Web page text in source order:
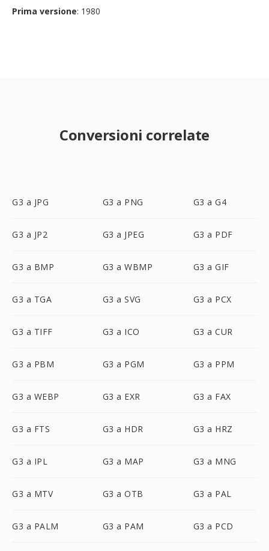
Prima versione: 1980
Conversioni correlate
G3 a JPG G3 a PNG G3 a G4
G3 a JP2 G3 a JPEG G3 a PDF
G3 a BMP G3 a WBMP G3 a GIF
G3 a TGA G3 a SVG G3 a PCX
G3 a TIFF G3 a ICO G3 a CUR
G3 a PBM G3 a PGM G3 a PPM
G3 a WEBP G3 a EXR G3 a FAX
G3 a FTS G3 a HDR G3 a HRZ
G3 a IPL G3 a MAP G3 a MNG
G3 a MTV G3 a OTB G3 a PAL
G3 a PALM G3 a PAM G3 a PCD